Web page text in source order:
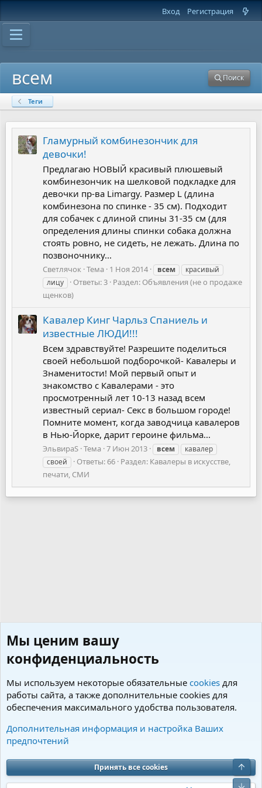
Вход Регистрация
всем Поиск
Теги
Гламурный комбинезончик для
девочки!
Предлагаю НОВЫЙ красивый плюшевый
комбинезончик на шелковой подкладке для
девочки пр-ва Limargy. Размер L (длина
комбинезона по спинке - 35 см). Подходит
для собачек с длиной спины 31-35 см (для
определения длины спинки собака должна
стоять ровно, не сидеть, не лежать. Длина по
позвоночнику...
Светлячок Тема 1 Ноя 2014 всем
красивый
лицу
Ответы: 3 Раздел: Объявления (не о продаже
щенков)
Кавалер Кинг Чарльз Спаниель и
известные ЛЮДИ!!!
Всем здравствуйте! Разрешите поделиться
своей небольшой подборочкой- Кавалеры и
Знаменитости! Мой первый опыт и
знакомство с Кавалерами - это
просмотренный лет 10-13 назад всем
известный сериал- Секс в большом городе!
Помните момент, когда заводчица кавалеров
в Нью-Йорке, дарит героине фильма...
ЭльвираS Тема 7 Июн 2013 всем
кавалер
своей
Ответы: 66 Раздел: Кавалеры в искусстве,
печати, СМИ
Теги
Cookies Charm by DCom
Обратная связь
Условия и правила
Политика конфиденциальности
Помощь
S
Мы ценим вашу
конфиденциальность
Мы используем некоторые обязательные cookies для
работы сайта, а также дополнительные cookies для
обеспечения максимального удобства пользователя.
Дополнительная информация и настройка Ваших
предпочтений
Принять все cookies
Верх
Низ